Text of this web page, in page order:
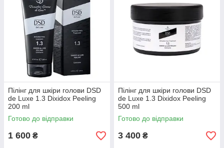
Пілінг для шкіри голови DSD
de Luxe 1.3 Dixidox Peeling
200 ml
Готово до відправки
1 600 ₴
Пілінг для шкіри голови DSD
de Luxe 1.3 Dixidox Peeling
500 ml
Готово до відправки
3 400 ₴